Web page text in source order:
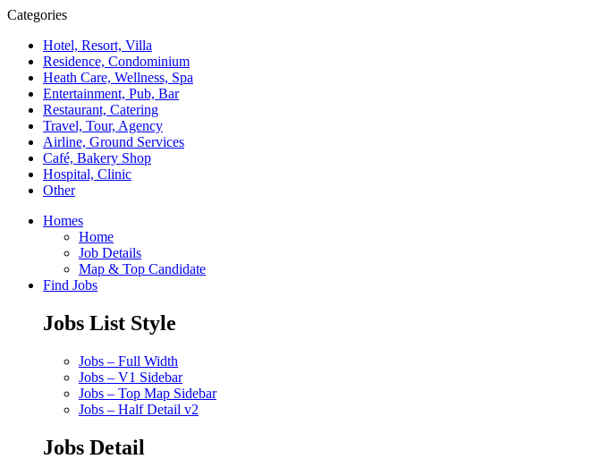
Categories
Hotel, Resort, Villa
Residence, Condominium
Heath Care, Wellness, Spa
Entertainment, Pub, Bar
Restaurant, Catering
Travel, Tour, Agency
Airline, Ground Services
Café, Bakery Shop
Hospital, Clinic
Other
Homes
Home
Job Details
Map & Top Candidate
Find Jobs
Jobs List Style
Jobs – Full Width
Jobs – V1 Sidebar
Jobs – Top Map Sidebar
Jobs – Half Detail v2
Jobs Detail